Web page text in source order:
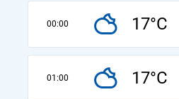
00:00 17°C
01:00 17°C